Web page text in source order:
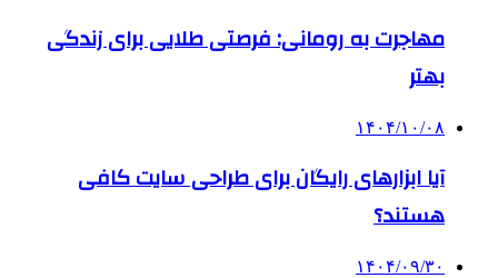
مهاجرت به رومانی: فرصتی طلایی برای زندگی
بهتر
۱۴۰۴/۱۰/۰۸
آیا ابزارهای رایگان برای طراحی سایت کافی
هستند؟
۱۴۰۴/۰۹/۳۰